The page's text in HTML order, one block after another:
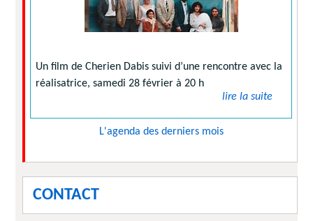
Un film de Cherien Dabis suivi d’une rencontre avec la
réalisatrice, samedi 28 février à 20 h
lire la suite
L'agenda des derniers mois
CONTACT